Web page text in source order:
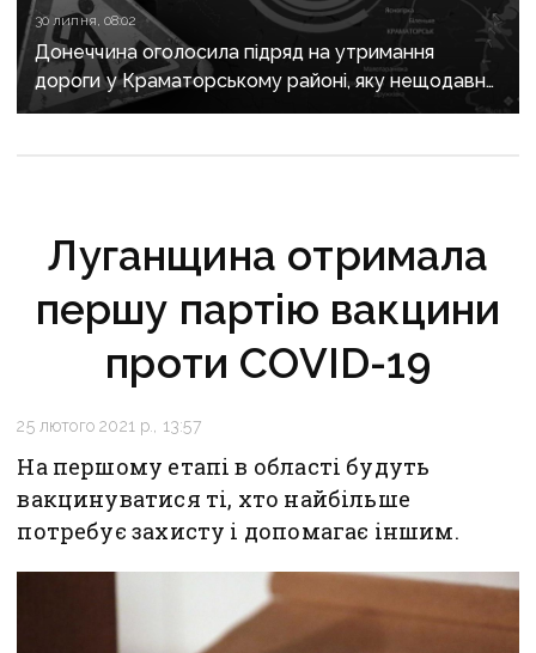
30 липня, 08:02
Донеччина оголосила підряд на утримання
дороги у Краматорському районі, яку нещодавно
вже ремонтували
Луганщина отримала
першу партію вакцини
проти COVID-19
25 лютого 2021 р., 13:57
На першому етапі в області будуть
вакцинуватися ті, хто найбільше
потребує захисту і допомагає іншим.